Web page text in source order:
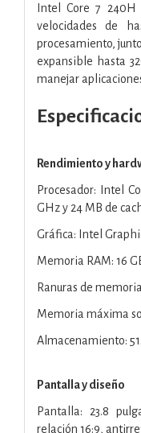
Intel Core 7 240H
velocidades de
procesamiento,
expansible hasta
manejar
Rendimiento y
Procesador: Intel
GHz y 24 MB de
Gráfica: Intel
Memoria RAM: 16
Ranuras de
Memoria máxima
Almacenamiento:
Pantalla y diseño
Pantalla: 23.8
relación 16:9,